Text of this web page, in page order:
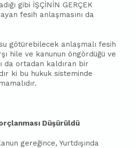
gibi İŞÇİNİN GERÇEK
fesih anlaşmasını da
götürebilecek anlaşmalı fesih
hile ve kanunun öngördüğü ve
da ortadan kaldıran bir
ki bu hukuk sisteminde
Düşürüldü
gereğince, Yurtdışında